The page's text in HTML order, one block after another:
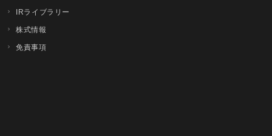
IRライブラリー
株式情報
免責事項